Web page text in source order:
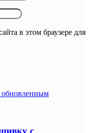
в этом браузере для
с